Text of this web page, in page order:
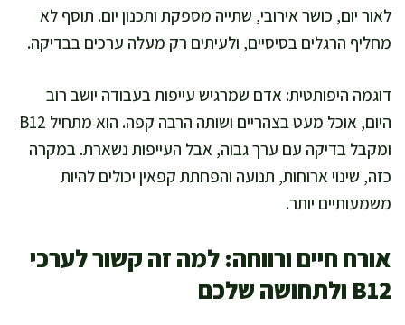
לאור יום, כושר אירובי, שתייה מספקת ותכנון יום. תוסף לא
מחליף הרגלים בסיסיים, ולעיתים רק מעלה ערכים בבדיקה.
דוגמה היפותטית: אדם שמרגיש עייפות בעבודה יושב רוב
היום, אוכל מעט בצהריים ושותה הרבה קפה. הוא מתחיל B12
ומקבל בדיקה עם ערך גבוה, אבל העייפות נשארת. במקרה
כזה, שינוי ארוחות, תנועה והפחתת קפאין יכולים להיות
משמעותיים יותר.
אורח חיים ורווחה: למה זה קשור לערכי
B12 ולתחושה שלכם